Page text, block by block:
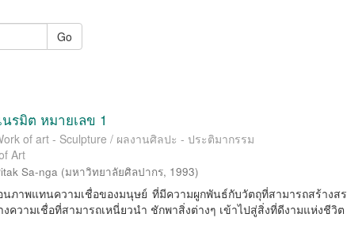
Go
รมิต หมายเลข 1
of art - Sculpture / ผลงานศิลปะ - ประติมากรรม
Art
Sa-nga (มหาวิทยาลัยศิลปากร, 1993)
นภาพแทนความเชื่อของมนุษย์ ที่มีความผูกพันธ์กับวัตถุที่สามารถสร้างส
ความเชื่อที่สามารถเหนี่ยวนำ ชักพาสิ่งต่างๆ เข้าไปสู่สิ่งที่ดีงามแห่งชีวิต